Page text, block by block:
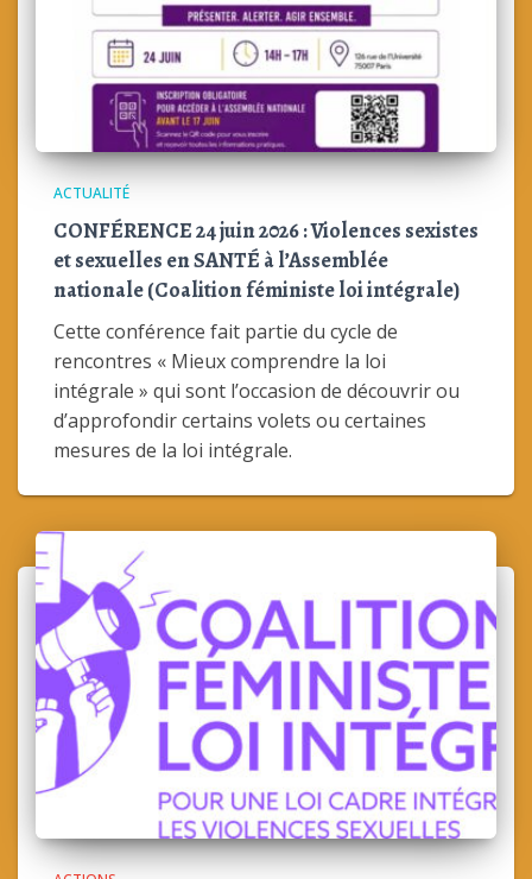
ACTUALITÉ
CONFÉRENCE 24 juin 2026 : Violences sexistes
et sexuelles en SANTÉ à l’Assemblée
nationale (Coalition féministe loi intégrale)
Cette conférence fait partie du cycle de
rencontres « Mieux comprendre la loi
intégrale » qui sont l’occasion de découvrir ou
d’approfondir certains volets ou certaines
mesures de la loi intégrale.